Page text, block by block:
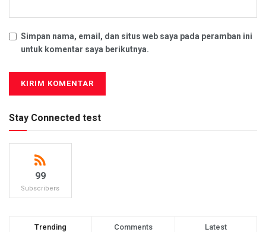
Simpan nama, email, dan situs web saya pada peramban ini
untuk komentar saya berikutnya.
Stay Connected test
99
Subscribers
Trending Comments Latest